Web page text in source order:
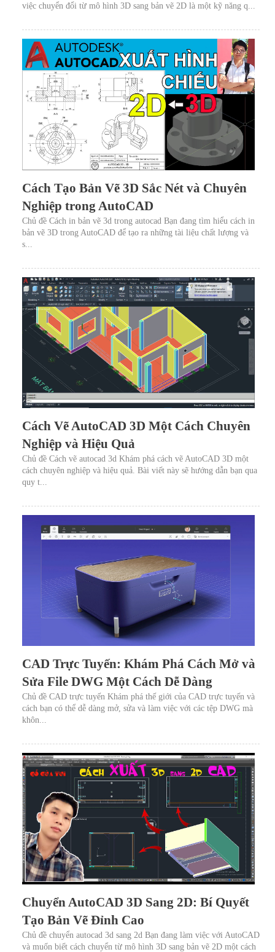
việc chuyển đổi từ mô hình 3D sang bản vẽ 2D là một kỹ năng q...
Cách Tạo Bản Vẽ 3D Sắc Nét và Chuyên
Nghiệp trong AutoCAD
Chủ đề Cách in bản vẽ 3d trong autocad Bạn đang tìm hiểu cách in
bản vẽ 3D trong AutoCAD để tạo ra những tài liệu chất lượng và
s...
Cách Vẽ AutoCAD 3D Một Cách Chuyên
Nghiệp và Hiệu Quả
Chủ đề Cách vẽ autocad 3d Khám phá cách vẽ AutoCAD 3D một
cách chuyên nghiệp và hiệu quả. Bài viết này sẽ hướng dẫn bạn qua
quy t...
CAD Trực Tuyến: Khám Phá Cách Mở và
Sửa File DWG Một Cách Dễ Dàng
Chủ đề CAD trực tuyến Khám phá thế giới của CAD trực tuyến và
cách bạn có thể dễ dàng mở, sửa và làm việc với các tệp DWG mà
khôn...
Chuyển AutoCAD 3D Sang 2D: Bí Quyết
Tạo Bản Vẽ Đỉnh Cao
Chủ đề chuyển autocad 3d sang 2d Bạn đang làm việc với AutoCAD
và muốn biết cách chuyển từ mô hình 3D sang bản vẽ 2D một cách